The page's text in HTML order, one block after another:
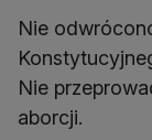
Nie
Nie
aborcji.